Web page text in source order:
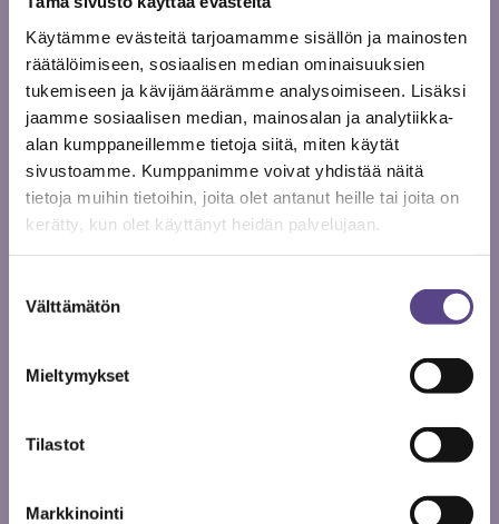
Käytämme evästeitä tarjoamamme sisällön ja mainosten
räätälöimiseen, sosiaalisen median ominaisuuksien
tukemiseen ja kävijämäärämme analysoimiseen. Lisäksi
jaamme sosiaalisen median, mainosalan ja analytiikka-
alan kumppaneillemme tietoja siitä, miten käytät
sivustoamme. Kumppanimme voivat yhdistää näitä
tietoja muihin tietoihin, joita olet antanut heille tai joita on
kerätty, kun olet käyttänyt heidän palvelujaan.
valinta
Välttämätön
Mieltymykset
Tilastot
Markkinointi
Ongelmat ovat totta ja vaativat nollatoleranssin.
Tiedämme nyt, kuinka paljon ja ketkä alalla
työskentelevät joutuvat kohtaamaan henkistä
väkivaltaa, syrjintää ja seksuaalista
häirintää. Tiedämme, ketkä epäasiallista
käyttäytymistä harjoittavat, millaista
epäasiallinen käytös on luonteeltaan ja mistä
millä tavalla epäkohtiin reagoidaan tai
imartele.